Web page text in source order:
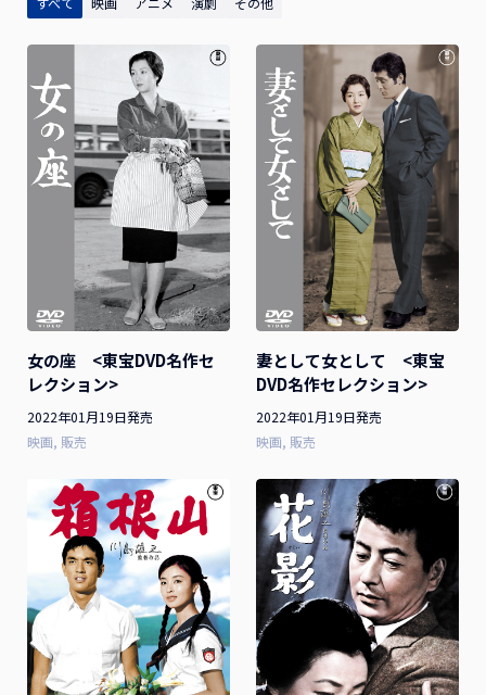
女の座 <東宝DVD名作セ
レクション>
2022年01月19日発売
映画 販売
妻として女として <東宝
DVD名作セレクション>
2022年01月19日発売
映画 販売